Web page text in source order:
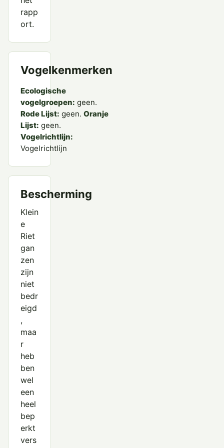
rapp
ort.
Vogelkenmerken
Ecologische
vogelgroepen: geen.
Rode Lijst: geen. Oranje
Lijst: geen.
Vogelrichtlijn:
Vogelrichtlijn
Bescherming
Klein
e
Riet
gan
zen
zijn
niet
bedr
eigd
,
maa
r
heb
ben
wel
een
heel
bep
erkt
vers